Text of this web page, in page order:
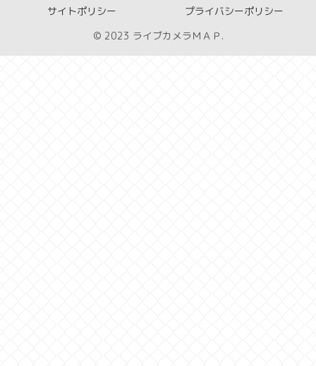
サイトポリシー
プライバシーポリシー
© 2023 ライブカメラＭＡＰ.